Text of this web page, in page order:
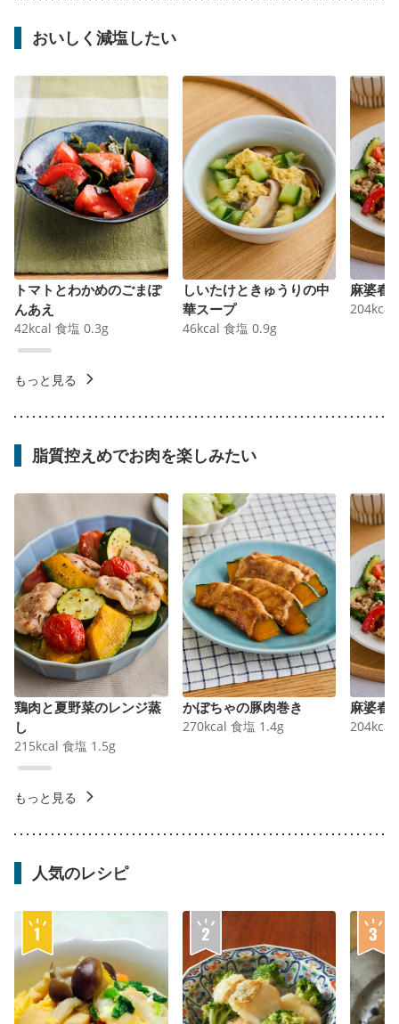
おいしく減塩したい
トマトとわかめのごまぽ
んあえ
42kcal 食塩 0.3g
しいたけときゅうりの中
華スープ
46kcal 食塩 0.9g
麻婆春
204kcal
もっと見る
脂質控えめでお肉を楽しみたい
鶏肉と夏野菜のレンジ蒸
し
215kcal 食塩 1.5g
かぼちゃの豚肉巻き
270kcal 食塩 1.4g
麻婆春
204kcal
もっと見る
人気のレシピ